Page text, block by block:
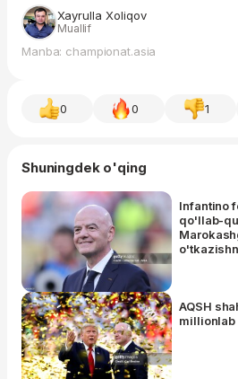
Xayrulla Xoliqov
Muallif
Manba: championat.asia
0 0 1
Shuningdek o'qing
Infantino
qo'llab-
AQSH